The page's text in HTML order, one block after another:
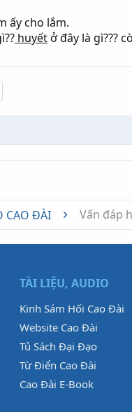
ấy cho lắm.
huyếtở đây là gì???
CAO ĐÀI Vấn đáp
TÀI LIỆU, AUDIO
Kinh Sám Hối Cao Đài
Website Cao Đài
Tủ Sách Đại Đạo
Từ Điển Cao Đài
Cao Đài E-Book